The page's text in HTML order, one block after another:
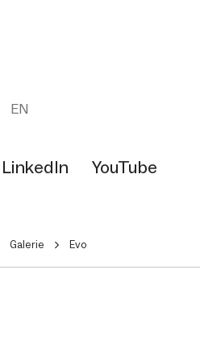
EN
LinkedIn YouTube
Galerie Evo